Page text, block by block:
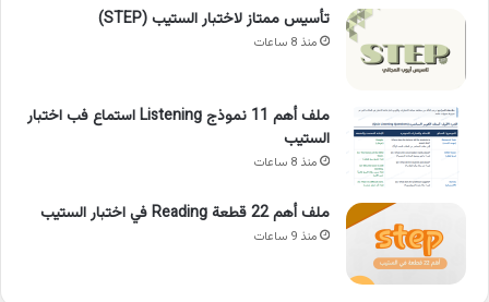
تأسيس ممتاز لاختبار الستيب (STEP)
منذ 8 ساعات
ملف أهم 11 نموذج Listening استماع فب اختبار
الستيب
منذ 8 ساعات
ملف أهم 22 قطعة Reading في اختبار الستيب
منذ 9 ساعات